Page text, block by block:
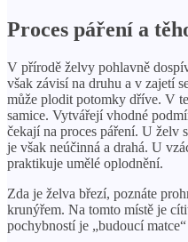
Proces páření a
V přírodě želvy pohlavně
však závisí na druhu a v zajetí
může plodit potomky dříve. V
samice. Vytvářejí vhodné
čekají na proces páření. U želv
je však neúčinná a drahá. U
praktikuje umělé oplodnění.
Zda je želva březí, poznáte
krunýřem. Na tomto místě je
pochybností je „budoucí